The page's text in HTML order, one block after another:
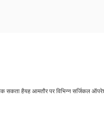
रोक सकता हैयह आमतौर पर विभिन्न सर्जिकल